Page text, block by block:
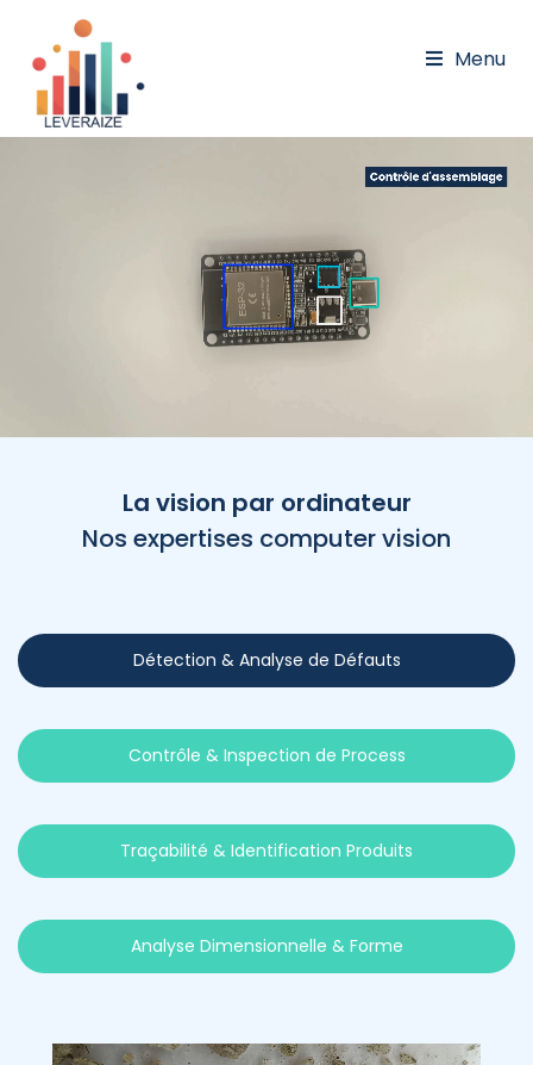
Menu
La vision par ordinateur
Nos expertises computer vision
Détection & Analyse de Défauts
Contrôle & Inspection de Process
Traçabilité & Identification Produits
Analyse Dimensionnelle & Forme